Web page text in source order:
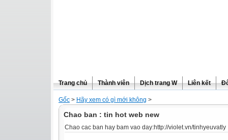
Trang chủ Thành viên Dịch trang W Liên kết
Gốc > Hãy xem có gì mới không >
Chao ban : tin hot web new
Chao cac ban hay bam vao day:http://violet.vn/tinhyeuvatly